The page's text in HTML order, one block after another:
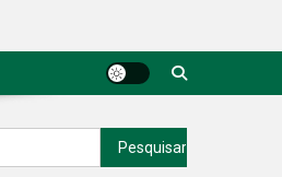
Pesquisar
por: